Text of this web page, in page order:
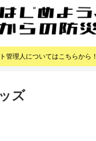
管理人についてはこちらから！
ズ